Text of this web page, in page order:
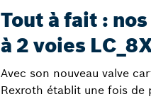
Tout à fait :
à 2 voies
Avec son nouveau valve
Rexroth établit une fois de